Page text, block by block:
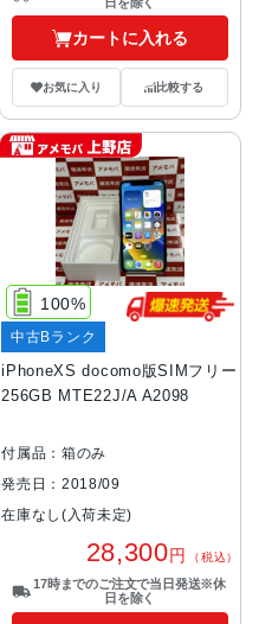
カートに入れる
お気に入り 比較する
iPhoneXS docomo版SIMフリー
256GB MTE22J/A A2098
100%
中古Bランク
付属品：箱のみ
発売日：2018/09
在庫なし(入荷未定)
28,300円 （税込）
17時までのご注文で当日発送※休
日を除く